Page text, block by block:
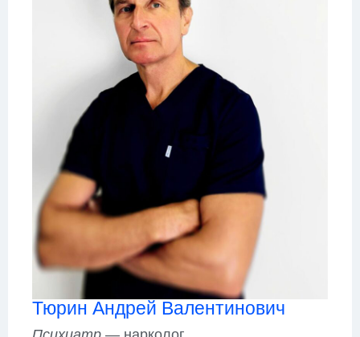
Тюрин Андрей Валентинович